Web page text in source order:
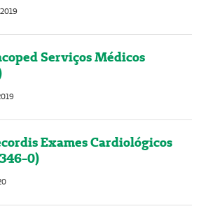
Serviços Médicos
Exames Cardiológicos
0)